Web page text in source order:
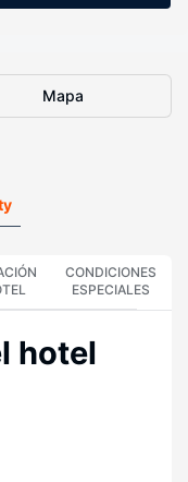
Mapa
CONDICIONES
ESPECIALES
hotel